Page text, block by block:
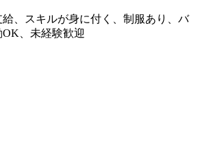
、スキルが身に付く、制服あり、バ
、未経験歓迎